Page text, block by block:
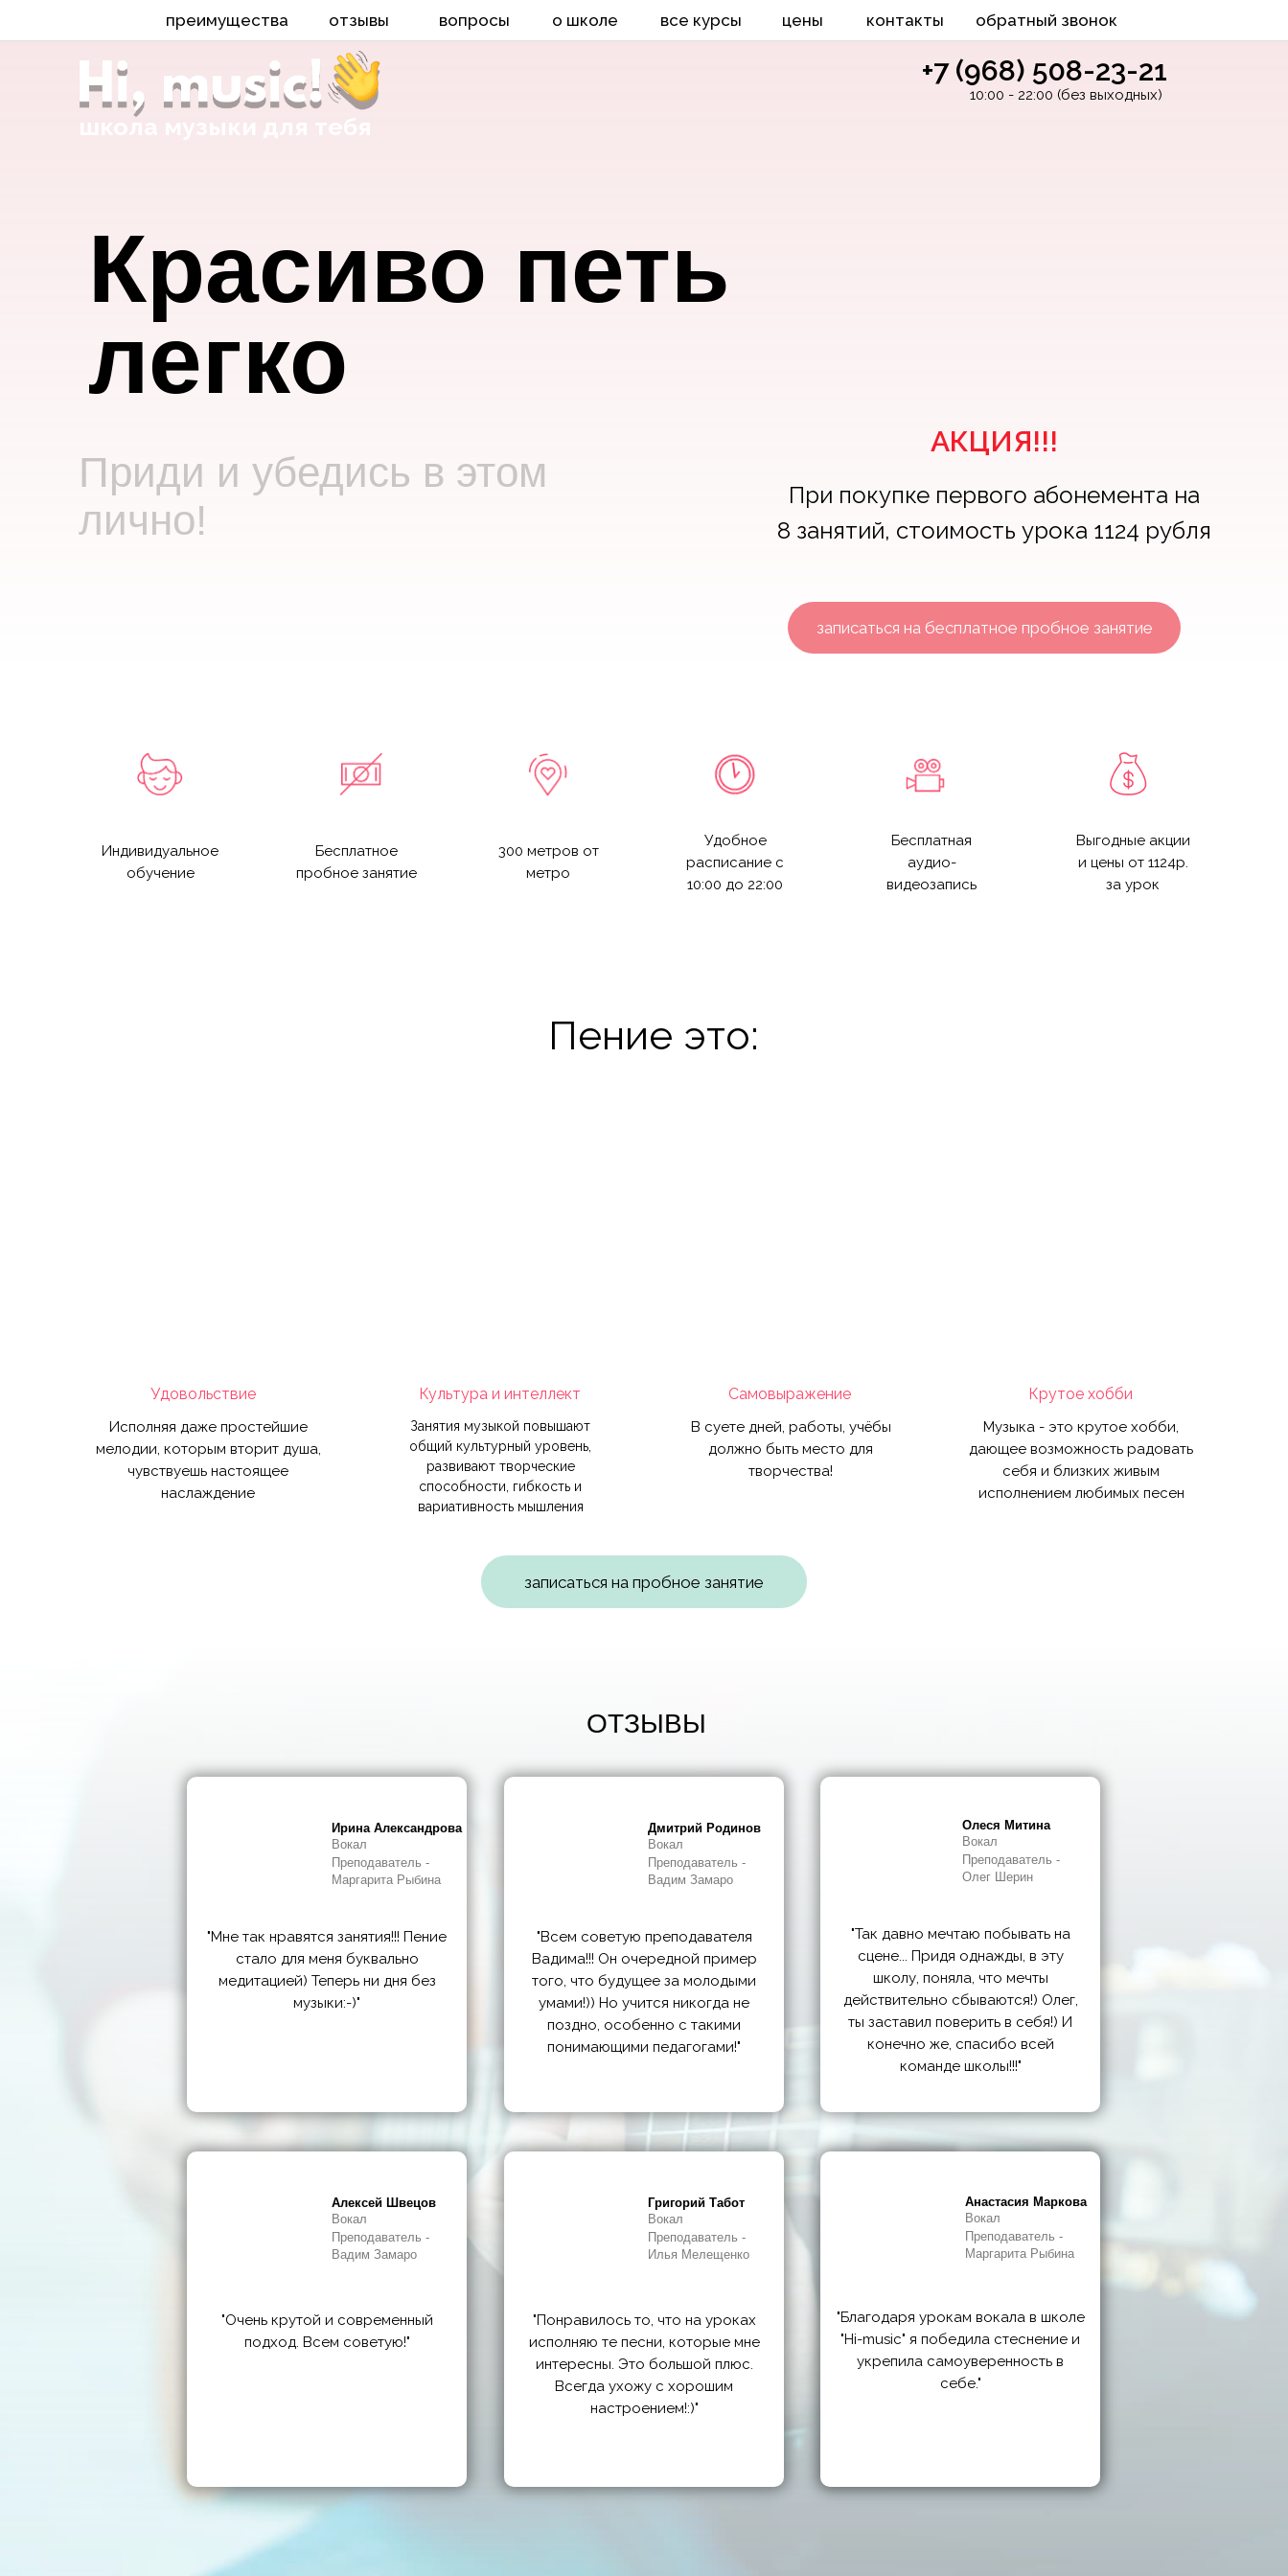
вопросы о школе цены
преимущества отзывы контакты
все курсы обратный звонок
Красиво петь
легко
Приди и убедись в этом
лично!
школа музыки для тебя
+7 (968) 508-23-21
10:00 - 22:00 (без выходных)
записаться на бесплатное пробное занятие
АКЦИЯ!!!
При покупке первого абонемента на
8 занятий, стоимость урока 1124 рубля
Индивидуальное
обучение
300 метров от
метро
Удобное
расписание с
10:00 до 22:00
Бесплатное
пробное занятие
Бесплатная
аудио-
видеозапись
Выгодные акции
и цены от 1124р.
за урок
Пение это:
Удовольствие Культура и интеллект Самовыражение Крутое хобби
Исполняя даже простейшие
мелодии, которым вторит душа,
чувствуешь настоящее
наслаждение
В суете дней, работы, учёбы
должно быть место для
творчества!
Музыка - это крутое хобби,
дающее возможность радовать
себя и близких живым
исполнением любимых песен
Занятия музыкой повышают
общий культурный уровень,
развивают творческие
способности, гибкость и
вариативность мышления
записаться на пробное занятие
Ирина Александрова
Вокал
Преподаватель -
Маргарита Рыбина
"Мне так нравятся занятия!!! Пение
стало для меня буквально
медитацией) Теперь ни дня без
музыки:-)"
Дмитрий Родинов
Вокал
Преподаватель -
Вадим Замаро
"Всем советую преподавателя
Вадима!!! Он очередной пример
того, что будущее за молодыми
умами!)) Но учится никогда не
поздно, особенно с такими
понимающими педагогами!"
Олеся Митина
Вокал
Преподаватель -
Олег Шерин
"Так давно мечтаю побывать на
сцене... Придя однажды, в эту
школу, поняла, что мечты
действительно сбываются!) Олег,
ты заставил поверить в себя!) И
конечно же, спасибо всей
команде школы!!!"
ОТЗЫВЫ
Алексей Швецов
Вокал
Преподаватель -
Вадим Замаро
"Очень крутой и современный
подход. Всем советую!"
Григорий Табот
Вокал
Преподаватель -
Илья Мелещенко
"Понравилось то, что на уроках
исполняю те песни, которые мне
интересны. Это большой плюс.
Всегда ухожу с хорошим
настроением!:)"
Анастасия Маркова
Вокал
Преподаватель -
Маргарита Рыбина
"Благодаря урокам вокала в школе
"Hi-music" я победила стеснение и
укрепила самоуверенность в
себе."